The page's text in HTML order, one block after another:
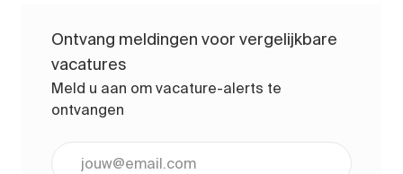
Ontvang meldingen voor vergelijkbare
vacatures
Meld u aan om vacature-alerts te
ontvangen